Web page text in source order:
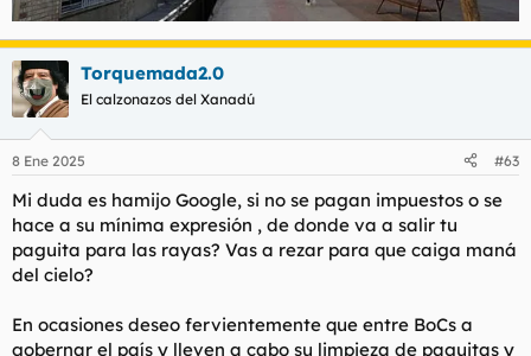
Torquemada2.0
El calzonazos del Xanadú
8 Ene 2025 #63
Mi duda es hamijo Google, si no se pagan impuestos o se
hace a su mínima expresión , de donde va a salir tu
paguita para las rayas? Vas a rezar para que caiga maná
del cielo?
En ocasiones deseo fervientemente que entre BoCs a
gobernar el país y lleven a cabo su limpieza de paguitas y